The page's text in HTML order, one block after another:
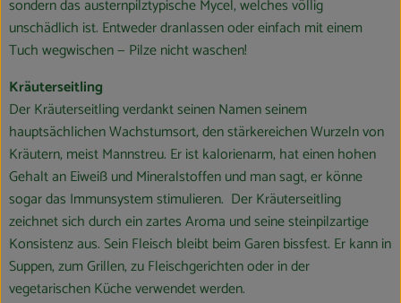
sondern das austernpilztypische Mycel, welches völlig
unschädlich ist. Entweder dranlassen oder einfach mit einem
Tuch wegwischen — Pilze nicht waschen!
Kräuterseitling
Der Kräuterseitling verdankt seinen Namen seinem
hauptsächlichen Wachstumsort, den stärkereichen Wurzeln von
Kräutern, meist Mannstreu. Er ist kalorienarm, hat einen hohen
Gehalt an Eiweiß und Mineralstoffen und man sagt, er könne
sogar das Immunsystem stimulieren. Der Kräuterseitling
zeichnet sich durch ein zartes Aroma und seine steinpilzartige
Konsistenz aus. Sein Fleisch bleibt beim Garen bissfest. Er kann in
Suppen, zum Grillen, zu Fleischgerichten oder in der
vegetarischen Küche verwendet werden.